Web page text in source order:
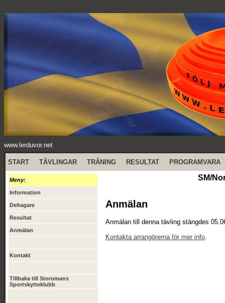
www.lerduvor.net
START TÄVLINGAR TRÄNING RESULTAT PROGRAMVARA
Meny:
Information
Deltagare
Resultat
Anmälan
Kontakt
Tillbaka till Storumans
Sportskytteklubb
SM/
Anmälan
Anmälan till denna tävling stängdes
Kontakta arrangörerna för mer info.